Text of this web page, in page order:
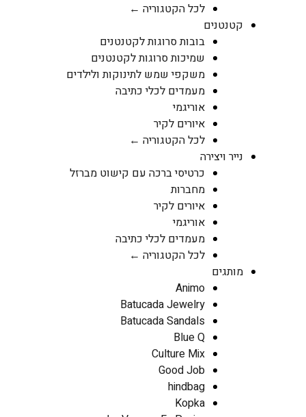
לכל הקטגוריה ←
קטנטנים
בובות סרוגות לקטנטנים
שמיכות סרוגות לקטנטנים
משקפי שמש לתינוקות ולילדים
מעמדים לכלי כתיבה
אוריגמי
איורים לקיר
לכל הקטגוריה ←
נייר ויצירה
כרטיסי ברכה עם קישוט מברזל
מחברות
איורים לקיר
אוריגמי
מעמדים לכלי כתיבה
לכל הקטגוריה ←
מותגים
Animo
Batucada Jewelry
Batucada Sandals
Blue Q
Culture Mix
Good Job
hindbag
Kopka